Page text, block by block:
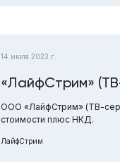
14 июля 2023 г.
«ЛайфСтрим»
ООО «ЛайфСтрим» (ТВ-
стоимости плюс НКД.
ЛайфСтрим